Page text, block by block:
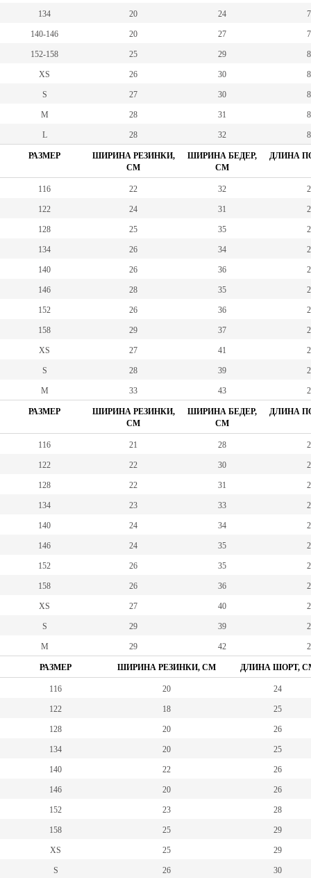
134 20 24
140-146 20 27
152-158 25 29
XS 26 30
S 27 30
M 28 31
L 28 32
РАЗМЕР
ШИРИНА РЕЗИНКИ,
СМ
ШИРИНА БЕДЕР,
СМ
ДЛИНА
116 22 32
122 24 31
128 25 35
134 26 34
140 26 36
146 28 35
152 26 36
158 29 37
XS 27 41
S 28 39
M 33 43
РАЗМЕР
ШИРИНА РЕЗИНКИ,
СМ
ШИРИНА БЕДЕР,
СМ
ДЛИНА
116 21 28
122 22 30
128 22 31
134 23 33
140 24 34
146 24 35
152 26 35
158 26 36
XS 27 40
S 29 39
M 29 42
РАЗМЕР ШИРИНА РЕЗИНКИ, СМ ДЛИНА ШОРТ,
116 20 24
122 18 25
128 20 26
134 20 25
140 22 26
146 20 26
152 23 28
158 25 29
XS 25 29
S 26 30